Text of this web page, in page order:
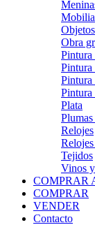
Objetos
Obra
Pintura
Plata
Relojes
Relojes
Tejidos
Vinos
COMPRAR
COMPRAR
VENDER
Contacto